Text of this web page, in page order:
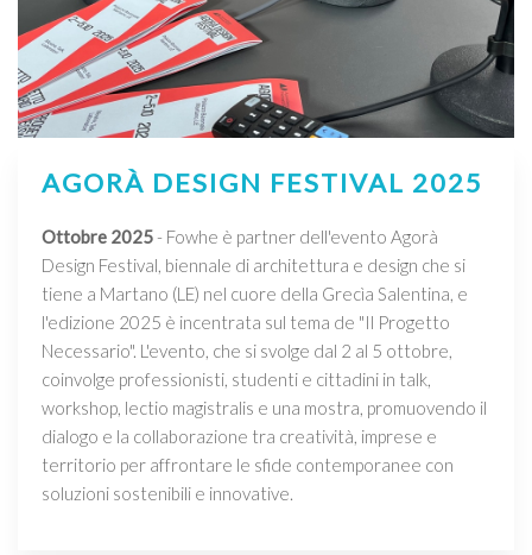
AGORÀ DESIGN FESTIVAL 2025
Ottobre 2025- Fowhe è partner dell'evento Agorà
Design Festival, biennale di architettura e design che si
tiene a Martano (LE) nel cuore della Grecìa Salentina, e
l'edizione 2025 è incentrata sul tema de "Il Progetto
Necessario". L'evento, che si svolge dal 2 al 5 ottobre,
coinvolge professionisti, studenti e cittadini in talk,
workshop, lectio magistralis e una mostra, promuovendo il
dialogo e la collaborazione tra creatività, imprese e
territorio per affrontare le sfide contemporanee con
soluzioni sostenibili e innovative.